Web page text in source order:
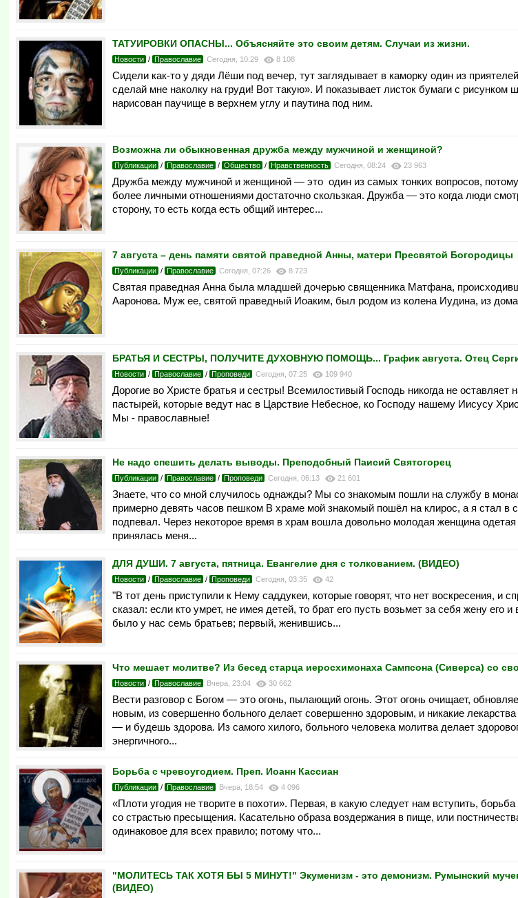
ТАТУИРОВКИ ОПАСНЫ... Объясняйте это своим детям. Случаи из жизни.
Новости / Православие Сегодня, 10:29 8 108
Сидели как-то у дяди Лёши под вечер, тут заглядывает в каморку один из
сделай мне наколку на груди! Вот такую». И показывает листок бумаги с рисунком
нарисован паучище в верхнем углу и паутина под ним.
Возможна ли обыкновенная дружба между мужчиной и женщиной?
Публикации / Православие / Общество / Нравственность Сегодня, 08:24 23 963
Дружба между мужчиной и женщиной — это один из самых тонких вопросов,
более личными отношениями достаточно скользкая. Дружба — это когда люди
сторону, то есть когда есть общий интерес...
7 августа – день памяти святой праведной Анны, матери Пресвятой Богородицы
Публикации / Православие Сегодня, 07:26 8 723
Святая праведная Анна была младшей дочерью священника Матфана,
Ааронова. Муж ее, святой праведный Иоаким, был родом из колена Иудина, из
БРАТЬЯ И СЕСТРЫ, ПОЛУЧИТЕ ДУХОВНУЮ ПОМОЩЬ... График августа. Отец
Новости / Православие / Проповеди Сегодня, 07:25 109 940
Дорогие во Христе братья и сестры! Всемилостивый Господь никогда не
пастырей, которые ведут нас в Царствие Небесное, ко Господу нашему Иисусу
Мы - православные!
Не надо спешить делать выводы. Преподобный Паисий Святогорец
Публикации / Православие / Проповеди Сегодня, 06:13 21 601
Знаете, что со мной случилось однажды? Мы со знакомым пошли на службу в
примерно девять часов пешком В храме мой знакомый пошёл на клирос, а я стал в
подпевал. Через некоторое время в храм вошла довольно молодая женщина
принялась меня...
ДЛЯ ДУШИ. 7 августа, пятница. Евангелие дня с толкованием. (ВИДЕО)
Новости / Православие / Проповеди Сегодня, 03:35 42
"В тот день приступили к Нему саддукеи, которые говорят, что нет воскресения, и
сказал: если кто умрет, не имея детей, то брат его пусть возьмет за себя жену его
было у нас семь братьев; первый, женившись...
Что мешает молитве? Из бесед старца иеросхимонаха Сампсона (Сиверса) со
Новости / Православие Вчера, 23:04 30 662
Вести разговор с Богом — это огонь, пылающий огонь. Этот огонь очищает,
новым, из совершенно больного делает совершенно здоровым, и никакие
— и будешь здорова. Из самого хилого, больного человека молитва делает
энергичного...
Борьба с чревоугодием. Преп. Иоанн Кассиан
Публикации / Православие Вчера, 18:54 4 096
«Плоти угодия не творите в похоти». Первая, в какую следует нам вступить,
со страстью пресыщения. Касательно образа воздержания в пище, или
одинаковое для всех правило; потому что...
"МОЛИТЕСЬ ТАК ХОТЯ БЫ 5 МИНУТ!" Экуменизм - это демонизм. Румынский
(ВИДЕО)